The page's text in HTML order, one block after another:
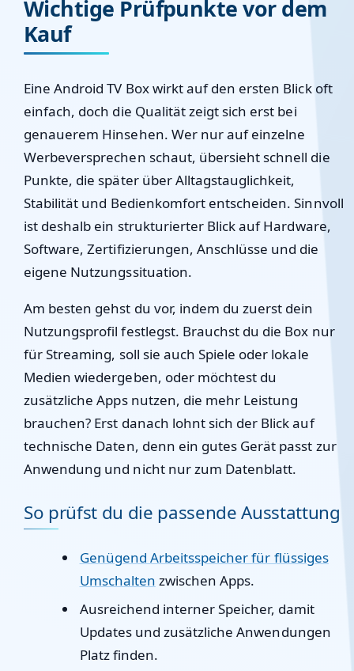
Wichtige Prüfpunkte vor dem
Kauf
Eine Android TV Box wirkt auf den ersten Blick oft
einfach, doch die Qualität zeigt sich erst bei
genauerem Hinsehen. Wer nur auf einzelne
Werbeversprechen schaut, übersieht schnell die
Punkte, die später über Alltagstauglichkeit,
Stabilität und Bedienkomfort entscheiden. Sinnvoll
ist deshalb ein strukturierter Blick auf Hardware,
Software, Zertifizierungen, Anschlüsse und die
eigene Nutzungssituation.
Am besten gehst du vor, indem du zuerst dein
Nutzungsprofil festlegst. Brauchst du die Box nur
für Streaming, soll sie auch Spiele oder lokale
Medien wiedergeben, oder möchtest du
zusätzliche Apps nutzen, die mehr Leistung
brauchen? Erst danach lohnt sich der Blick auf
technische Daten, denn ein gutes Gerät passt zur
Anwendung und nicht nur zum Datenblatt.
So prüfst du die passende Ausstattung
Genügend Arbeitsspeicher für flüssiges
Umschalten zwischen Apps.
Ausreichend interner Speicher, damit
Updates und zusätzliche Anwendungen
Platz finden.